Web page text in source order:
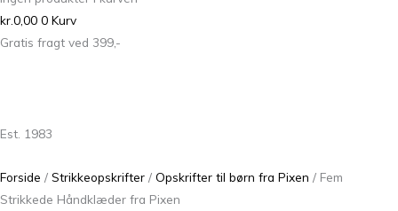
kr.0,00 0 Kurv
Gratis fragt ved 399,-
Est. 1983
Forside / Strikkeopskrifter / Opskrifter til børn fra Pixen / Fem
Strikkede Håndklæder fra Pixen